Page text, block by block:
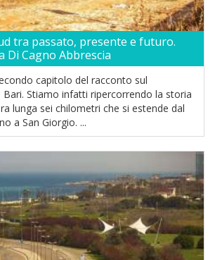
tra passato, presente e futuro.
Di Cagno Abbrescia
capitolo del racconto sul
Bari. Stiamo infatti ripercorrendo la storia
lunga sei chilometri che si estende dal
a San Giorgio. ...